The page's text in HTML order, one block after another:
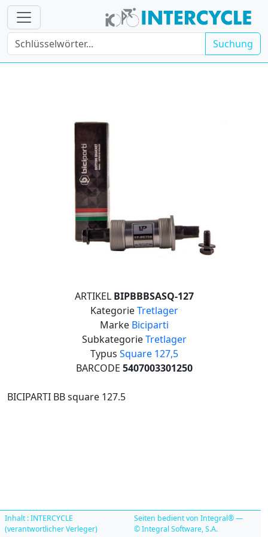
Suchung
ARTIKEL BIPBBBSASQ-127
KategorieTretlager
Marke Biciparti
SubkategorieTretlager
Typus Square 127,5
BARCODE 5407003301250
BICIPARTI BB square 127.5
Inhalt : INTERCYCLE
(verantwortlicher Verleger)
Seiten bedient von Integral® —
© Integral Software, S.A.